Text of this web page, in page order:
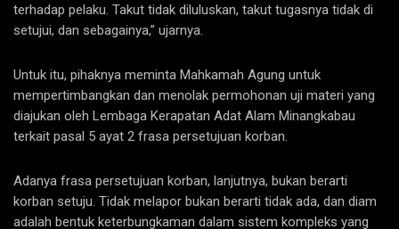
terhadap pelaku. Takut tidak diluluskan, takut tugasnya tidak di
setujui, dan sebagainya,” ujarnya.
Untuk itu, pihaknya meminta Mahkamah Agung untuk
mempertimbangkan dan menolak permohonan uji materi yang
diajukan oleh Lembaga Kerapatan Adat Alam Minangkabau
terkait pasal 5 ayat 2 frasa persetujuan korban.
Adanya frasa persetujuan korban, lanjutnya, bukan berarti
korban setuju. Tidak melapor bukan berarti tidak ada, dan diam
adalah bentuk keterbungkaman dalam sistem kompleks yang